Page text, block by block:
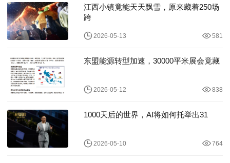
江西小镇竟能天天飘雪，原来藏着250场
跨
2026-05-13 581
东盟能源转型加速，30000平米展会竟藏
2026-05-12 838
1000天后的世界，AI将如何托举出31
2026-05-10 764